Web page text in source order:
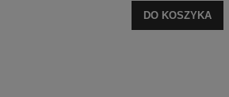
DO KOSZYKA